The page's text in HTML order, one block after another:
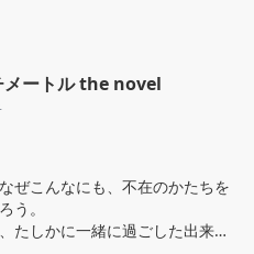
メートル the novel
ぜこんなにも、不在のかたちを
う。
たしかに一緒に過ごした出来事